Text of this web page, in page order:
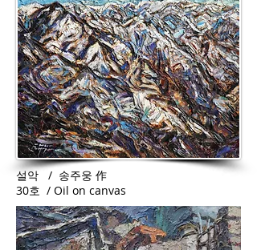
설악 / 송주웅 作
30호 / Oil on canvas